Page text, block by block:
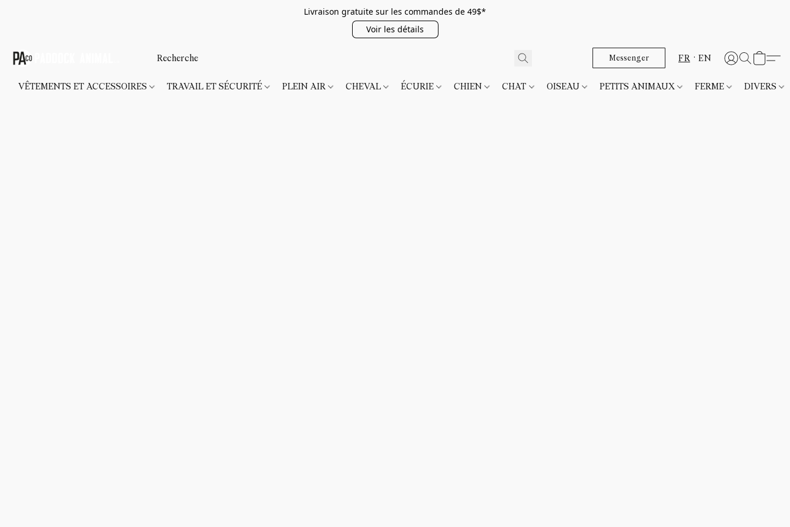
Livraison gratuite sur les commandes de 49$*
Voir les détails
Messenger FR EN
VÊTEMENTS ET ACCESSOIRES TRAVAIL ET SÉCURITÉ PLEIN AIR CHEVAL ÉCURIE CHIEN CHAT OISEAU PETITS ANIMAUX FERME DIVERS